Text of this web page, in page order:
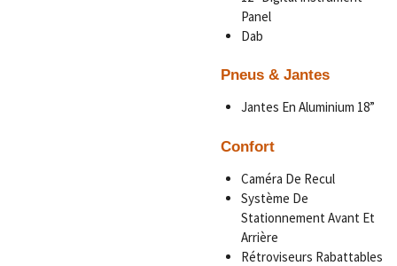
Panel
Dab
Pneus & Jantes
Jantes En Aluminium 18”
Confort
Caméra De Recul
Système De
Stationnement Avant Et
Arrière
Rétroviseurs Rabattables